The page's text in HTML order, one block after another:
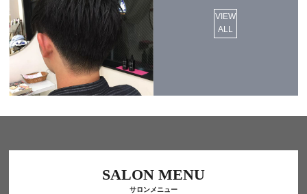
VIEW
ALL
SALON MENU
サロンメニュー